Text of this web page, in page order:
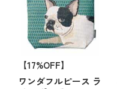
【17%OFF】
ワンダフルピース ラ